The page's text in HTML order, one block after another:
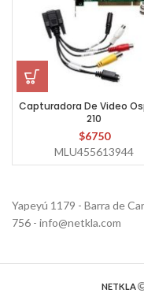
Capturadora De Video
210
$6750
MLU455613944
Yapeyú 1179 - Barra de
756 - info@netkla.com
NETKLA